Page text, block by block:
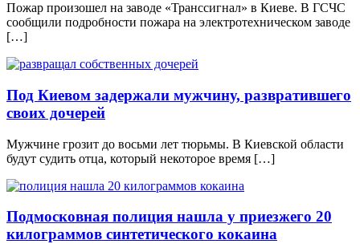
Пожар произошел на заводе «Транссигнал» в Киеве. В ГСЧС
сообщили подробности пожара на электротехническом заводе
[…]
Под Киевом задержали мужчину, развратившего
своих дочерей
Мужчине грозит до восьми лет тюрьмы. В Киевской области
будут судить отца, который некоторое время […]
Подмосковная полиция нашла у приезжего 20
килограммов синтетического кокаина